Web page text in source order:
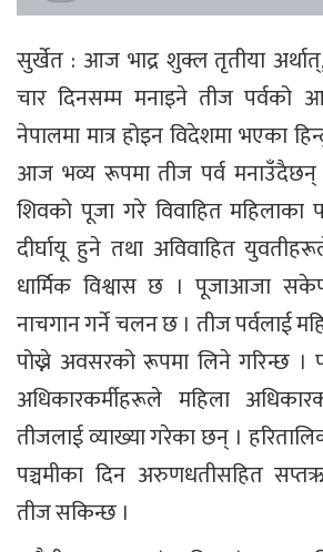
सुर्खेत : आज भाद्र शुक्ल तृतीया
चार दिनसम्म मनाइने तीज पर्वको
नेपालमा मात्र होइन विदेशमा भएका
आज भव्य रूपमा तीज पर्व मनाउँदैछन्
शिवको पूजा गरे विवाहित महिलाका
दीर्घायू हुने तथा अविवाहित
धार्मिक विश्वास छ । पूजाआजा
नाचगान गर्ने चलन छ । तीज पर्वलाई
पोख्ने अवसरको रूपमा लिने गरिन्छ
अधिकारकर्मीहरूले महिला
तीजलाई व्याख्या गरेका छन् ।
पञ्चमीका दिन अरुणधतीसहित
तीज सकिन्छ ।